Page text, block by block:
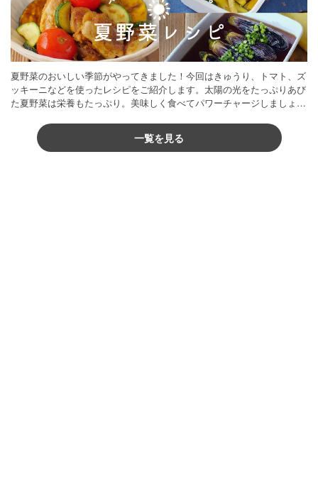
夏野菜のおいしい季節がやってきました！今回はきゅうり、トマト、ズ
ッキーニなどを使ったレシピをご紹介します。太陽の光をたっぷりあび
た夏野菜は栄養もたっぷり。美味しく食べてパワーチャージしましょう
一覧を見る